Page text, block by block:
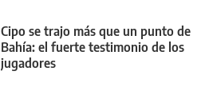
Cipo se trajo más que un punto de
Bahía: el fuerte testimonio de los
jugadores